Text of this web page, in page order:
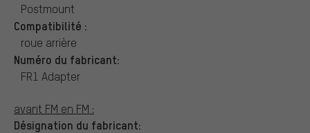
Postmount
Compatibilité :
roue arrière
Numéro du fabricant:
FR1 Adapter
avant FM en FM :
Désignation du fabricant: